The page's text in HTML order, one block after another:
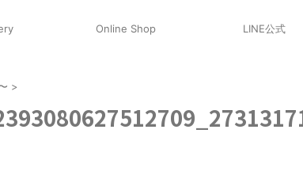
Online Shop LINE公式
>